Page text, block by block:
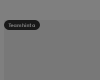
Teamhinta